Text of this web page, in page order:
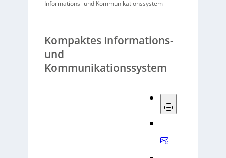
Informations- und Kommunikationssystem
Kompaktes Informations-
und
Kommunikationssystem